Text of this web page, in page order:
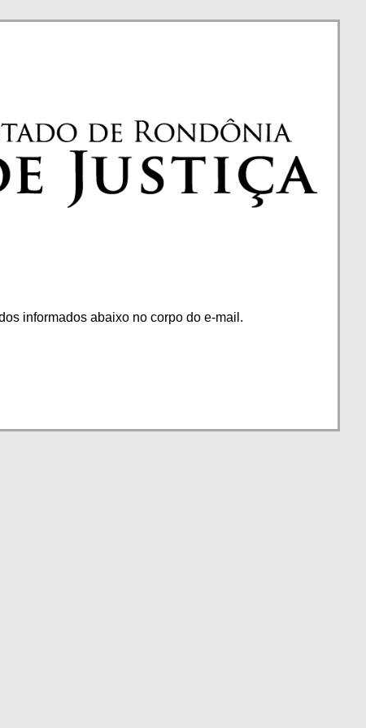
informados abaixo no corpo do e-mail.